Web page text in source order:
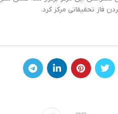
فاز تحقیقاتی مرکز کرد.‌